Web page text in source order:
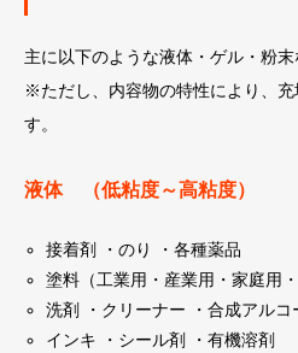
主に以下のような液体・ゲル・粉末
※ただし、内容物の特性により、
す。
液体 （低粘度～高粘度）
接着剤 ・のり ・各種薬品
塗料（工業用・産業用・家庭用
洗剤 ・クリーナー ・合成アルコ
インキ ・シール剤 ・有機溶剤